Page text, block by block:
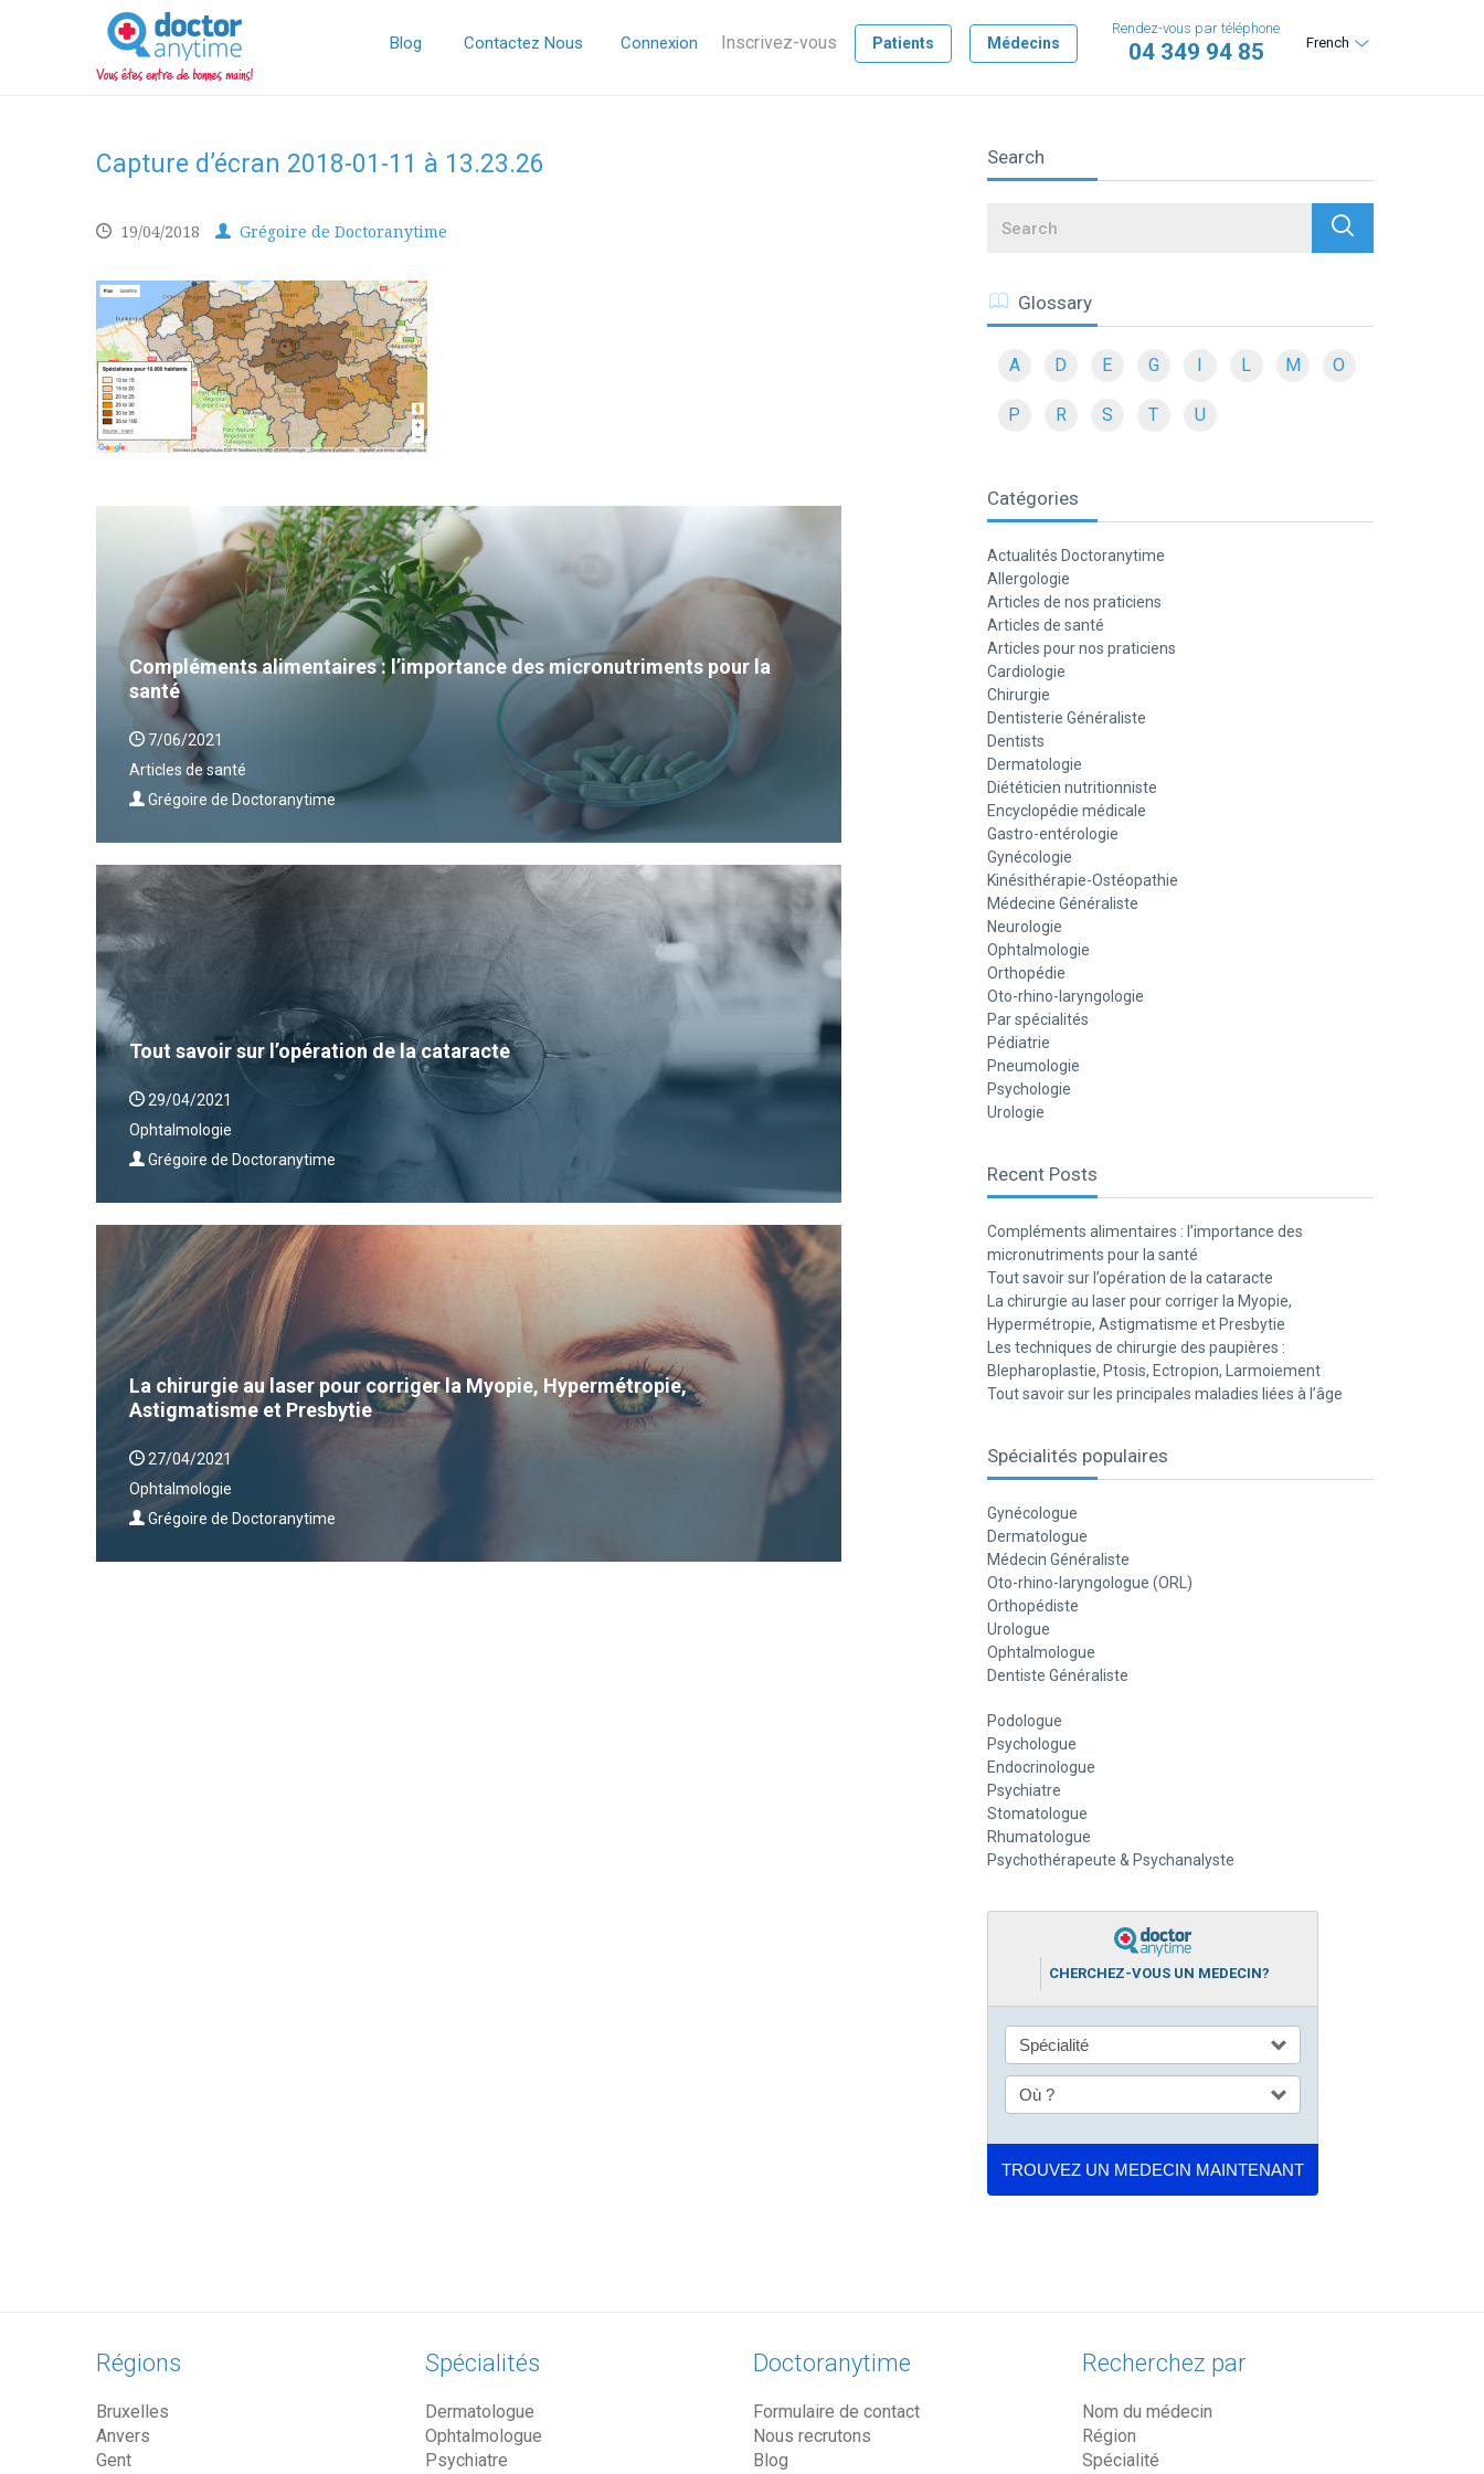
DoctorAnyTime
You
are
in
good
Blog Contactez Nous Connexion Inscrivez-vous Patients Médecins French
Rendez-vous par téléphone
04 349 94 85
Capture d’écran 2018-01-11 à 13.23.26
19/04/2018 Grégoire de Doctoranytime
Compléments alimentaires : l’importance des micronutriments pour la
santé
7/06/2021
Articles de santé
Grégoire de Doctoranytime
Tout savoir sur l’opération de la cataracte
29/04/2021
Ophtalmologie
Grégoire de Doctoranytime
La chirurgie au laser pour corriger la Myopie, Hypermétropie,
Astigmatisme et Presbytie
27/04/2021
Ophtalmologie
Grégoire de Doctoranytime
Search
Search
Glossary
A D E G I L M O
P R S T U
Catégories
Actualités Doctoranytime
Allergologie
Articles de nos praticiens
Articles de santé
Articles pour nos praticiens
Cardiologie
Chirurgie
Dentisterie Généraliste
Dentists
Dermatologie
Diététicien nutritionniste
Encyclopédie médicale
Gastro-entérologie
Gynécologie
Kinésithérapie-Ostéopathie
Médecine Généraliste
Neurologie
Ophtalmologie
Orthopédie
Oto-rhino-laryngologie
Par spécialités
Pédiatrie
Pneumologie
Psychologie
Urologie
Recent Posts
Compléments alimentaires : l’importance des
micronutriments pour la santé
Tout savoir sur l’opération de la cataracte
La chirurgie au laser pour corriger la Myopie,
Hypermétropie, Astigmatisme et Presbytie
Les techniques de chirurgie des paupières :
Blepharoplastie, Ptosis, Ectropion, Larmoiement
Tout savoir sur les principales maladies liées à l’âge
Spécialités populaires
Gynécologue
Dermatologue
Médecin Généraliste
Oto-rhino-laryngologue (ORL)
Orthopédiste
Urologue
Ophtalmologue
Dentiste Généraliste
Podologue
Psychologue
Endocrinologue
Psychiatre
Stomatologue
Rhumatologue
Psychothérapeute & Psychanalyste
CHERCHEZ-VOUS UN MEDECIN?
Régions
Bruxelles
Anvers
Gent
Spécialités
Dermatologue
Ophtalmologue
Psychiatre
Doctoranytime
Formulaire de contact
Nous recrutons
Blog
Recherchez par
Nom du médecin
Région
Spécialité